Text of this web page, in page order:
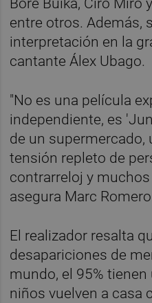
Boré Buika, Ciro Miró
entre otros. Además,
interpretación en la
cantante Álex Ubago.
"No es una película
independiente, es
de un supermercado,
tensión repleto de
contrarreloj y
asegura Marc
El realizador resalta
desapariciones de
mundo, el 95%
niños vuelven a casa